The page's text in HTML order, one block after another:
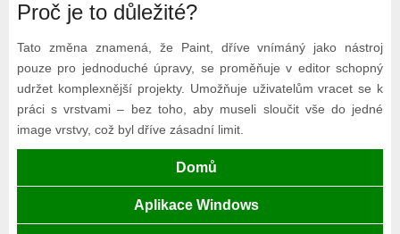
Proč je to důležité?
Tato změna znamená, že Paint, dříve vnímáný jako nástroj
pouze pro jednoduché úpravy, se proměňuje v editor schopný
udržet komplexnější projekty. Umožňuje uživatelům vracet se k
práci s vrstvami – bez toho, aby museli sloučit vše do jedné
image vrstvy, což byl dříve zásadní limit.
Domů
Aplikace Windows